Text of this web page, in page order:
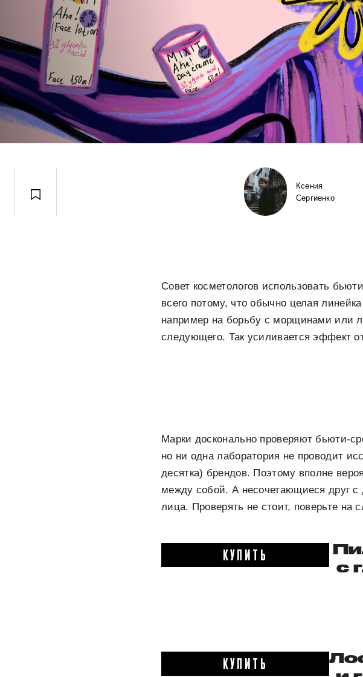
Ксения
Сергиенко
Совет косметологов использовать
всего потому, что обычно целая
например на борьбу с морщинами или
следующего. Так усиливается эффект
Марки досконально проверяют бьюти-
но ни одна лаборатория не проводит
десятка) брендов. Поэтому вполне
между собой. А несочетающиеся друг
лица. Проверять не стоит, поверьте на
КУПИТЬ
с
КУПИТЬ